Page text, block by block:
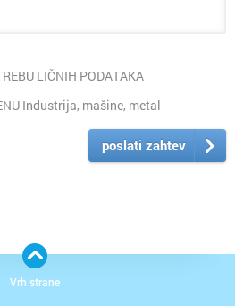
LIČNIH PODATAKA
Industrija, mašine, metal
poslati zahtev
Vrh strane